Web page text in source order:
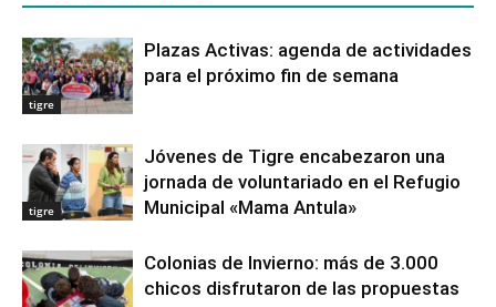
tigre
Plazas Activas: agenda de actividades
para el próximo fin de semana
tigre
Jóvenes de Tigre encabezaron una
jornada de voluntariado en el Refugio
Municipal «Mama Antula»
Colonias de Invierno: más de 3.000
chicos disfrutaron de las propuestas